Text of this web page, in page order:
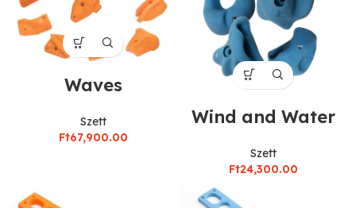
Waves
Szett
Ft67,900.00
Wind and Water
Szett
Ft24,300.00